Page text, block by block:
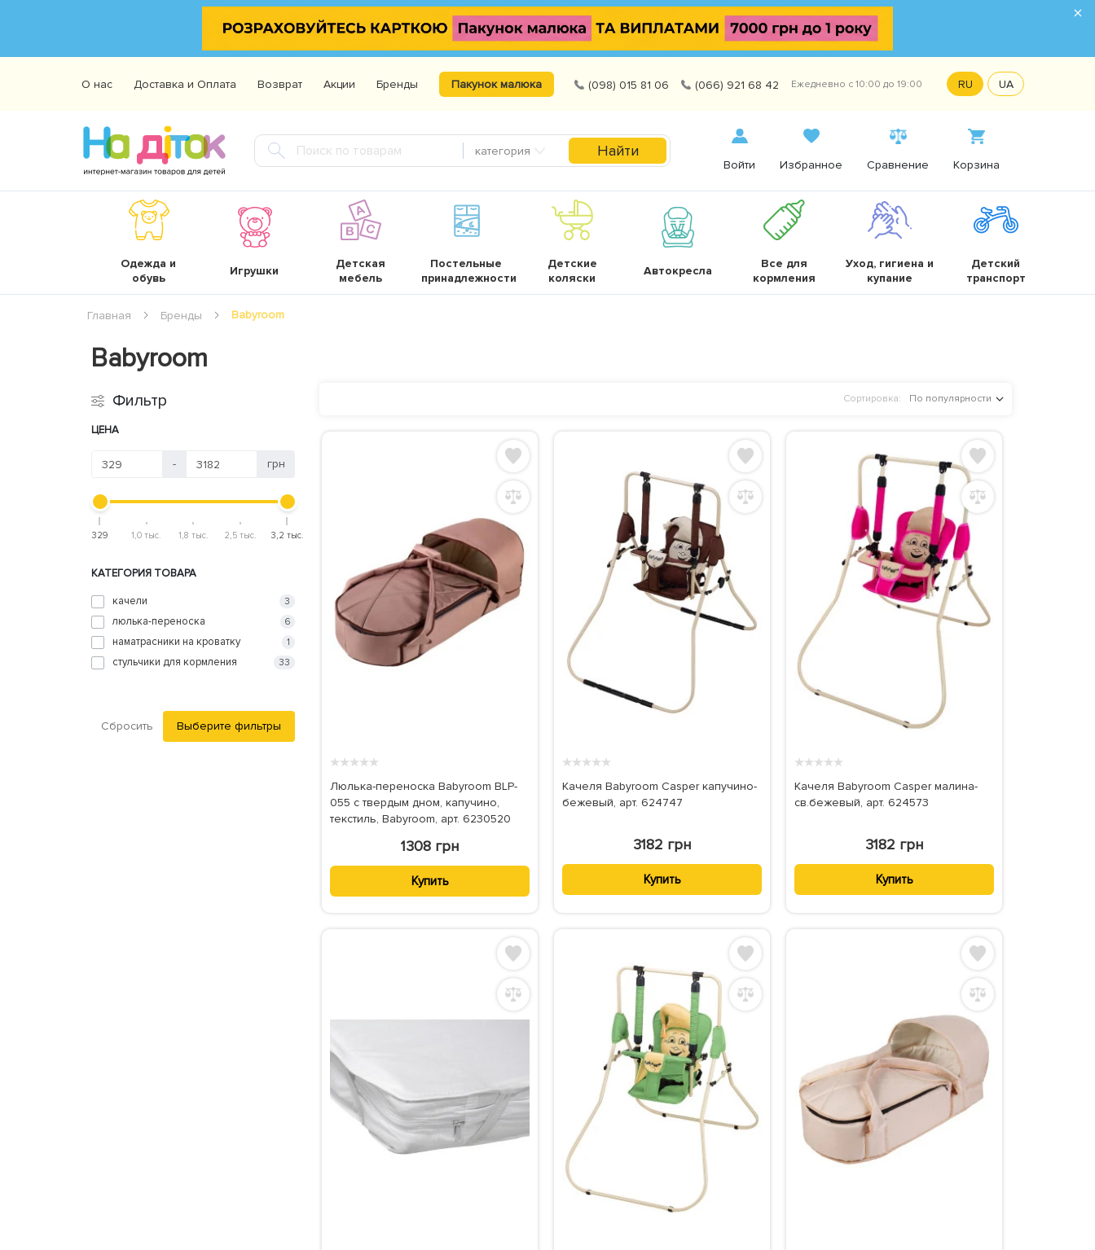
×
О нас Доставка и Оплата Возврат Акции Бренды Пакунок малюка (098) 015 81 06 (066) 921 68 42 Ежедневно с 10:00 до 19:00 RU UA
категория Найти
Войти Избранное Сравнение Корзина
Одежда и
обувь
Игрушки
Детская
мебель
Постельные
принадлежности
Детские
коляски
Автокресла
Все для
кормления
Уход, гигиена и
купание
Детский
транспорт
Главная Бренды Babyroom
Babyroom
Фильтр
ЦЕНА
- грн
329 1,0 тыс. 1,8 тыс. 2,5 тыс. 3,2 тыс.
КАТЕГОРИЯ ТОВАРА
качели 3
люлька-переноска 6
наматрасники на кроватку 1
стульчики для кормления 33
Сбросить Выберите фильтры
Сортировка: По популярности
★★★★★
Люлька-переноска Babyroom BLP-
055 с твердым дном, капучино,
текстиль, Babyroom, арт. 6230520
1308 грн
Купить
★★★★★
Качеля Babyroom Casper капучино-
бежевый, арт. 624747
3182 грн
Купить
★★★★★
Качеля Babyroom Casper малина-
св.бежевый, арт. 624573
3182 грн
Купить